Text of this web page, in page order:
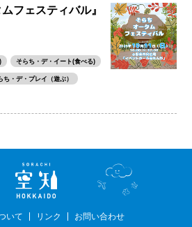
フェスティバル』
そらち・デ・イート(食べる)
ち・デ・プレイ（遊ぶ）
いて リンク お問い合わせ